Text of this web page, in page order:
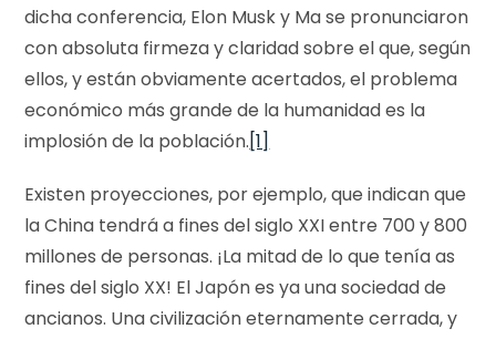
dicha conferencia, Elon Musk y Ma se pronunciaron
con absoluta firmeza y claridad sobre el que, según
ellos, y están obviamente acertados, el problema
económico más grande de la humanidad es la
implosión de la población.[1]
Existen proyecciones, por ejemplo, que indican que
la China tendrá a fines del siglo XXI entre 700 y 800
millones de personas. ¡La mitad de lo que tenía as
fines del siglo XX! El Japón es ya una sociedad de
ancianos. Una civilización eternamente cerrada, y